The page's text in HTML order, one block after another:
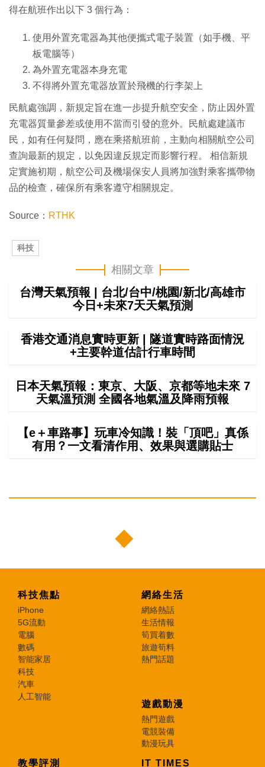
得在航班作出以下 3 個行為：
使用外置充電器為其他便攜式電子裝置（如手機、平
板電腦等）
為外置充電器本身充電
不得將外置充電器放置於飛機的行李架上
民航處強調，新規定旨在進一步提升航空安全，防止因外置
充電器質量參差或使用不當而引發的意外。民航處建議市
民，如有任何疑問，應在乘搭航班前，主動向相關航空公司
查詢最新的規定，以免因違反規定而影響行程。 相信新規
定實施初期，航空公司及機場保安人員將加強對乘客攜帶物
品的檢查，確保所有乘客遵守相關規定。
Source： RTHK
科技
相關文章
台灣天氣預報 | 台北/台中/桃園/新北/高雄市
今日+未來7天天氣預測
香港交通消息實時更新 | 隧道實時路面情況
+主要幹道估計行車時間
日本天氣預報：東京、大阪、京都等地未來 7
天氣溫預測 全國各地氣溫及降雨預報
【e＋車路事】玩車冷知識！裝「頂吧」真係
有用？一文看清作用、效果與選購貼士
科技焦點
iPhone
5G流動
電腦
數碼
智能家居
科技
汽車
人工智能
網絡生活
網絡熱話
生活情報
筍買着數
旅遊筍料
熱門話題
遊戲動漫
熱門遊戲
電競裝備
動漫玩具
教學評測 IT TIMES